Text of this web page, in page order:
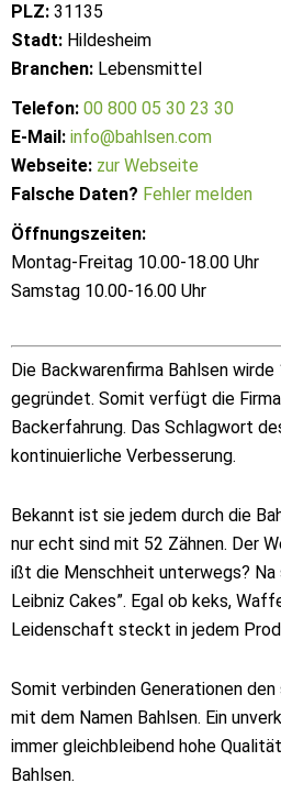
PLZ: 31135
Stadt: Hildesheim
Branchen: Lebensmittel
Telefon: 00 800 05 30 23 30
E-Mail: info@bahlsen.com
Webseite: zur Webseite
Falsche Daten? Fehler melden
Öffnungszeiten:
Montag-Freitag 10.00-18.00 Uhr
Samstag 10.00-16.00 Uhr
Die Backwarenfirma Bahlsen wirde
gegründet. Somit verfügt die
Backerfahrung. Das Schlagwort
kontinuierliche Verbesserung.
Bekannt ist sie jedem durch die
nur echt sind mit 52 Zähnen. Der
ißt die Menschheit unterwegs?
Leibniz Cakes”. Egal ob keks,
Leidenschaft steckt in jedem
Somit verbinden Generationen
mit dem Namen Bahlsen. Ein
immer gleichbleibend hohe
Bahlsen.